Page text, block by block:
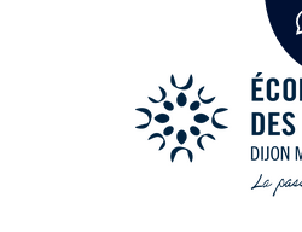
Panneau de gestion des cookies